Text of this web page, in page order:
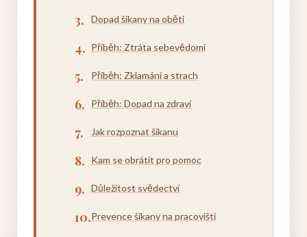
Dopad šikany na oběti
Příběh: Ztráta sebevědomí
Příběh: Zklamání a strach
Příběh: Dopad na zdraví
Jak rozpoznat šikanu
Kam se obrátit pro pomoc
Důležitost svědectví
Prevence šikany na pracovišti